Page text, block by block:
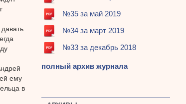
ему
в
№35 за май 2019
№34 за март 2019
№33 за декабрь 2018
полный архив журнала